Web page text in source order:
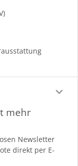
mehr
Newsletter
direkt per E-